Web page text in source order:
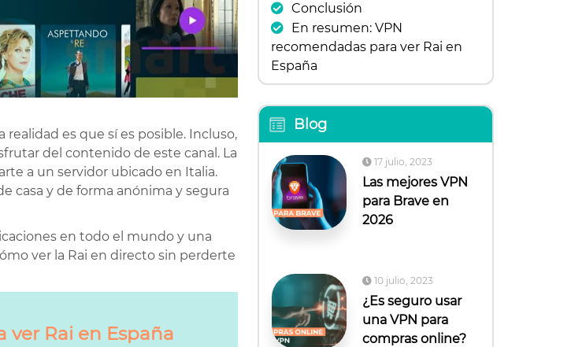
Conclusión
En resumen: VPN
recomendadas para ver Rai en
España
Blog
17 julio, 2023
Las mejores VPN
para Brave en
2026
10 julio, 2023
¿Es seguro usar
una VPN para
compras online?
es que sí es posible. Incluso,
del contenido de este canal. La
a un servidor ubicado en Italia.
casa y de forma anónima y segura
en todo el mundo y una
ver la Rai en directo sin perderte
ver Rai en España